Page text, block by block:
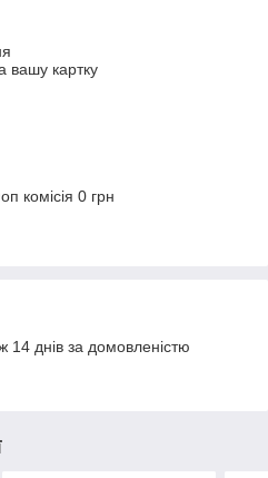
вашу картку
комісія 0 грн
днів за домовленістю